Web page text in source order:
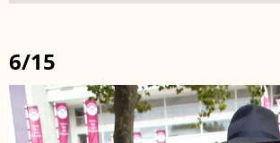
6/15